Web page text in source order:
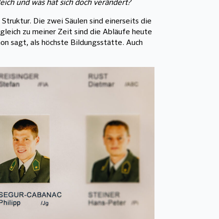
und was hat sich doch verändert?
Die zwei Säulen sind einerseits die
zu meiner Zeit sind die Abläufe heute
sagt, als höchste Bildungsstätte. Auch